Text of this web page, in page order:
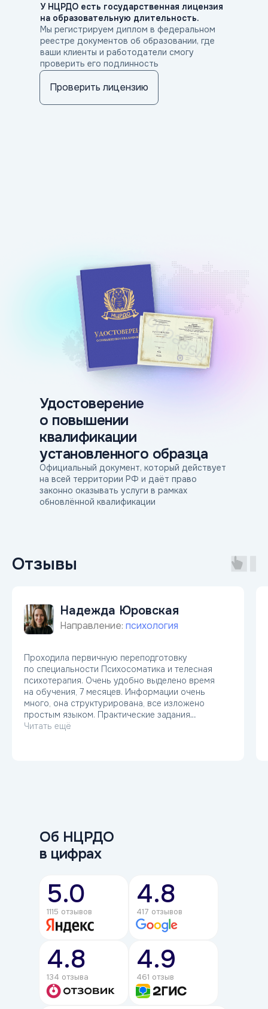
У НЦРДО есть государственная лицензия
на образовательную длительность.
Мы регистрируем диплом в федеральном
реестре документов об образовании, где
ваши клиенты и работодатели смогу
проверить его подлинность
Проверить лицензию
Удостоверение
о повышении
квалификации
установленного образца
Официальный документ, который действует
на всей территории РФ и даёт право
законно оказывать услуги в рамках
обновлённой квалификации
Отзывы
Надежда Юровская
Направление: психология
Проходила первичную переподготовку
по специальности Психосоматика и телесная
психотерапия. Очень удобно выделено время
на обучения, 7 месяцев. Информации очень
много, она структурирована, все изложено
простым языком. Практические задания
помогали закрепить материал. Стоимость
Читать ещё
Об НЦРДО
в цифрах
5.0
1115 отзывов
4.8
417 отзывов
4.8
134 отзыва
4.9
461 отзыв
Остались вопросы?
Наши эксперты помогут вам выбрать
подходящий курс и развить свои
таланты.
Заполните форму, и консультант
Даю согласие на получение
информационной и рекламной
Нажимая на кнопку вы подтверждаете
обработку персональных
Полезные ссылки
Часто задаваемые вопросы
Адрес:
121205, г. Москва, вн.тер.г. Муниципальный
Округ Можайский, тер Инновационного Центра
Политика конфиденциальности
Пользовательское соглашение
Лицензия № Л035-01298-77/00180383 (ранее